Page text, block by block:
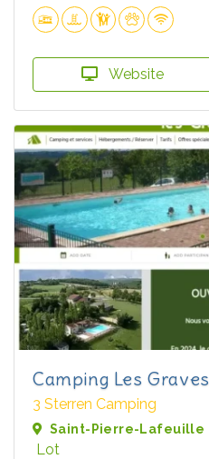
Website
Camping Les Graves
3 Sterren Camping
Saint-Pierre-Lafeuille
Lot